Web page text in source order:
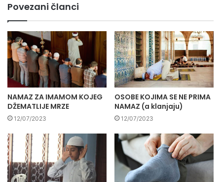
Povezani članci
NAMAZ ZA IMAMOM KOJEG
DŽEMATLIJE MRZE
12/07/2023
OSOBE KOJIMA SE NE PRIMA
NAMAZ (a klanjaju)
12/07/2023